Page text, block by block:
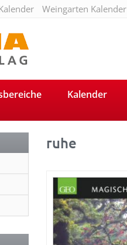
Weingarten Kalender
Kalender
ruhe